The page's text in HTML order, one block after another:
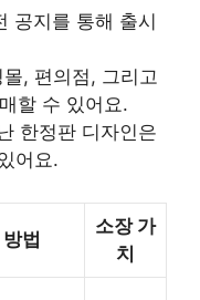
공지를 통해 출시
, 편의점, 그리고
할 수 있어요.
한정판 디자인은
어요.
법
소장 가
치